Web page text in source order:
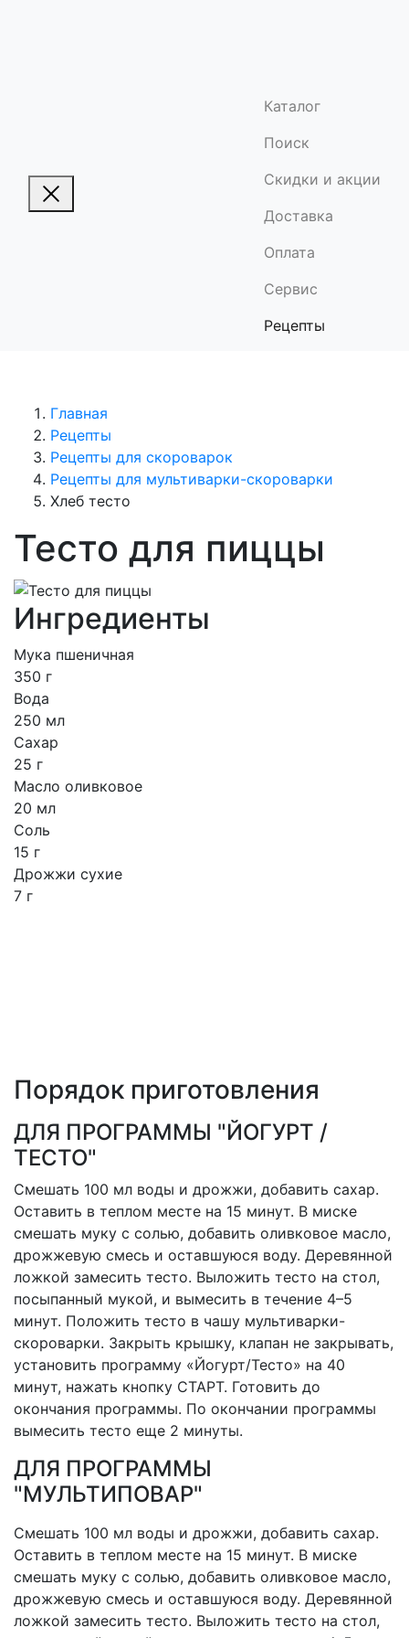
Каталог
Поиск
Скидки и акции
Доставка
Оплата
Сервис
Рецепты
Главная
Рецепты
Рецепты для скороварок
Рецепты для мультиварки-скороварки
Хлеб тесто
Тесто для пиццы
Ингредиенты
Мука пшеничная
350 г
Вода
250 мл
Сахар
25 г
Масло оливковое
20 мл
Соль
15 г
Дрожжи сухие
7 г
Порядок приготовления
ДЛЯ ПРОГРАММЫ "ЙОГУРТ /
ТЕСТО"
Смешать 100 мл воды и дрожжи, добавить сахар.
Оставить в теплом месте на 15 минут. В миске
смешать муку с солью, добавить оливковое масло,
дрожжевую смесь и оставшуюся воду. Деревянной
ложкой замесить тесто. Выложить тесто на стол,
посыпанный мукой, и вымесить в течение 4–5
минут. Положить тесто в чашу мультиварки-
скороварки. Закрыть крышку, клапан не закрывать,
установить программу «Йогурт/Тесто» на 40
минут, нажать кнопку СТАРТ. Готовить до
окончания программы. По окончании программы
вымесить тесто еще 2 минуты.
ДЛЯ ПРОГРАММЫ
"МУЛЬТИПОВАР"
Смешать 100 мл воды и дрожжи, добавить сахар.
Оставить в теплом месте на 15 минут. В миске
смешать муку с солью, добавить оливковое масло,
дрожжевую смесь и оставшуюся воду. Деревянной
ложкой замесить тесто. Выложить тесто на стол,